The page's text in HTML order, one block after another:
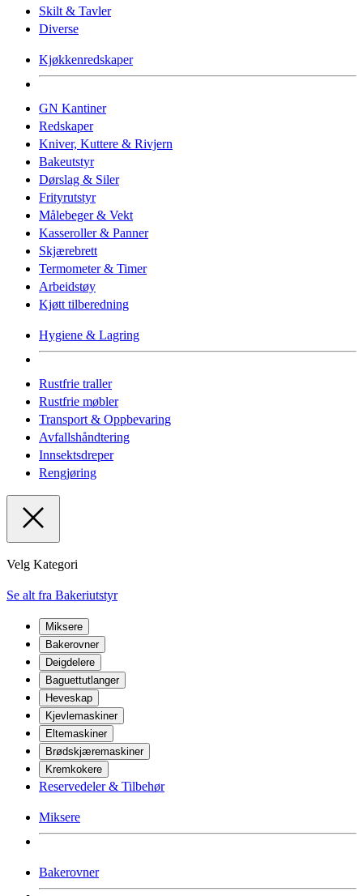
Skilt & Tavler
Diverse
Kjøkkenredskaper
GN Kantiner
Redskaper
Kniver, Kuttere & Rivjern
Bakeutstyr
Dørslag & Siler
Frityrutstyr
Målebeger & Vekt
Kasseroller & Panner
Skjærebrett
Termometer & Timer
Arbeidstøy
Kjøtt tilberedning
Hygiene & Lagring
Rustfrie traller
Rustfrie møbler
Transport & Oppbevaring
Avfallshåndtering
Innsektsdreper
Rengjøring
Velg Kategori
Se alt fra Bakeriutstyr
Miksere
Bakerovner
Deigdelere
Baguettutlanger
Heveskap
Kjevlemaskiner
Eltemaskiner
Brødskjæremaskiner
Kremkokere
Reservedeler & Tilbehør
Miksere
Bakerovner